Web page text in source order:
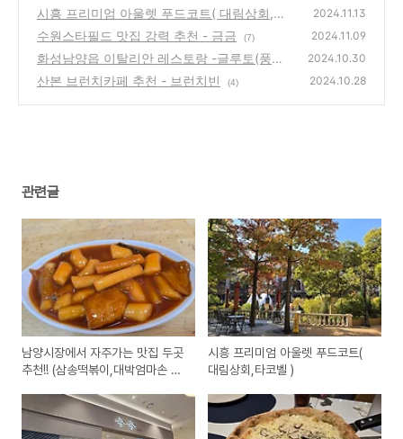
떡볶이,대박엄마손 꼬마김밥)
(20)
시흥 프리미엄 아울렛 푸드코트( 대림상회,타
코벨 )
(9)
2024.11.13
수원스타필드 맛집 강력 추천 - 금금 (7) 2024.11.09
화성남양읍 이탈리안 레스토랑 -글루토(풍기
피자 강추)
(6)
2024.10.30
산본 브런치카페 추천 - 브런치빈 (4) 2024.10.28
관련글
남양시장에서 자주가는 맛집 두곳
추천!! (삼송떡볶이,대박엄마손 꼬
시흥 프리미엄 아울렛 푸드코트(
대림상회,타코벨 )